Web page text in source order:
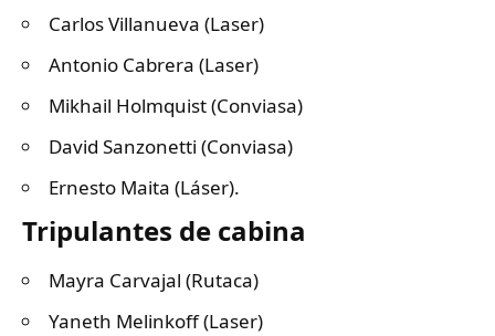
⁠Carlos Villanueva (Laser)
⁠Antonio Cabrera (Laser)
Mikhail Holmquist (Conviasa)
David Sanzonetti (Conviasa)
Ernesto Maita (Láser).
Tripulantes de cabina
Mayra Carvajal (Rutaca)
⁠Yaneth Melinkoff (Laser)